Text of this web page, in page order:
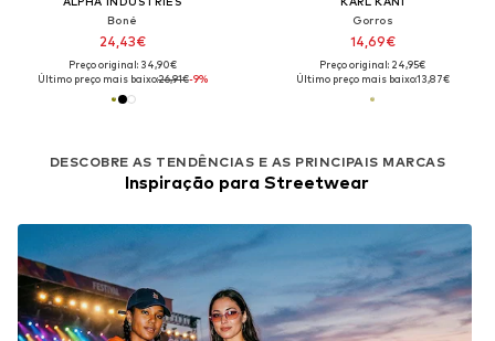
Boné
24,43€
Preço original: 34,90€
Último preço mais baixo:26,91€-9%
DESCOBRE AS TENDÊNCIAS E AS PRINCIPAIS MARCAS
Inspiração para Streetwear
Gorros
14,69€
Preço original: 24,95€
Último preço mais baixo:13,87€